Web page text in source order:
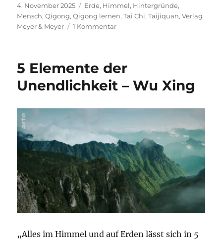
Veröffentlicht
am
4. November 2025 Schlagwörter
Erde, Himmel, Hintergründe,
Mensch,Qigong,Qigong lernen,Tai Chi,Taijiquan,Verlag
Meyer & Meyer
1 Kommentarzu
da
5 Elemente der
Unendlichkeit – Wu Xing
„Alles im Himmel und auf Erden lässt sich in 5